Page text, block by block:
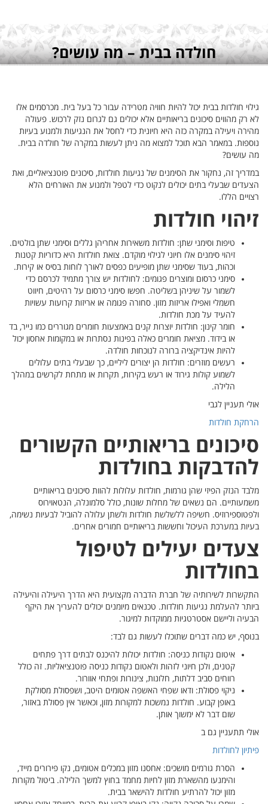
אלו
פעולה
בעיות
בבית.
ואת
הלא
בולטים.
קטנות
או קירות.
נייר, בד
יכול
במהלך
נשימה,
והיעילה
היקף
מייד,
מקורות